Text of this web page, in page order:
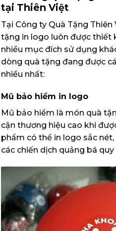
tại Thiên Việt
Tại Công ty Quà Tặng
tặng in logo luôn được thiết
nhiều mục đích sử dụng
dòng quà tặng đang được
nhiều nhất:
Mũ bảo hiểm in logo
Mũ bảo hiểm là món quà
cận thương hiệu cao khi
phẩm có thể in logo sắc
các chiến dịch quảng bá quy